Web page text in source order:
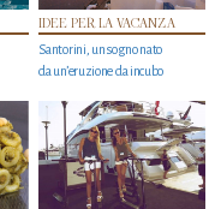
IDEE PER LA VACANZA
Santorini, un sogno nato
da un’eruzione da incubo